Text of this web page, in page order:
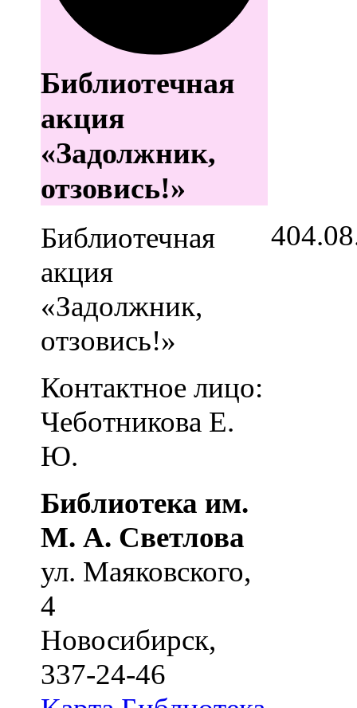
Библиотечная
акция
«Задолжник,
отзовись!»
Библиотечная
акция
«Задолжник,
отзовись!»
Контактное лицо:
Чеботникова Е.
Ю.
Библиотека им.
М. А. Светлова
ул. Маяковского,
4
Новосибирск,
337-24-46
4